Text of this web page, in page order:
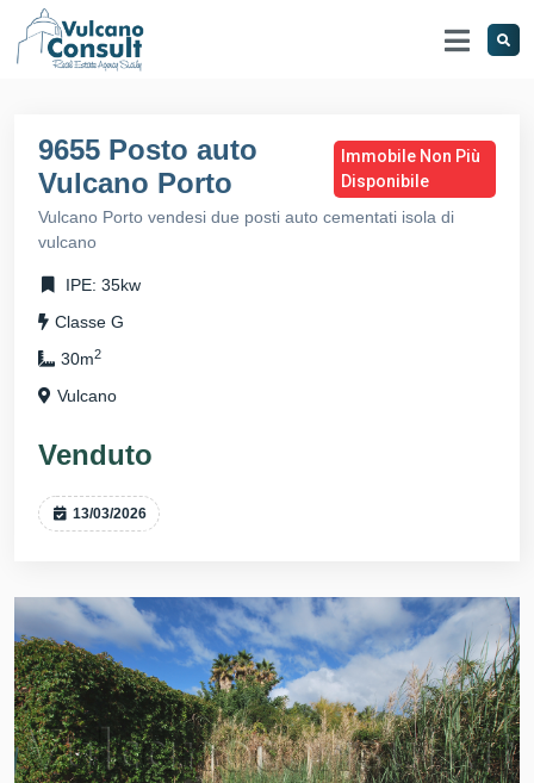
9655 Posto auto
Vulcano Porto
Immobile Non Più
Disponibile
Vulcano Porto vendesi due posti auto cementati isola di
vulcano
IPE: 35kw
Classe G
30m2
Vulcano
Venduto
13/03/2026